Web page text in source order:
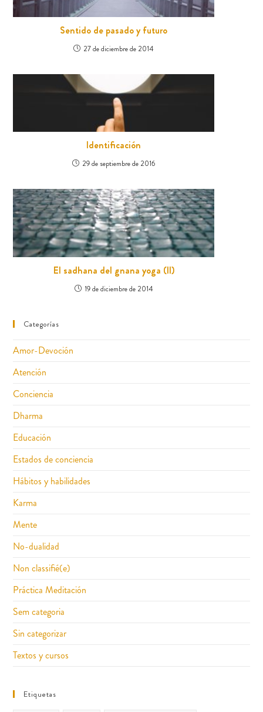
Sentido de pasado y futuro
27 de diciembre de 2014
Identificación
29 de septiembre de 2016
El sadhana del gnana yoga (II)
19 de diciembre de 2014
Categorías
Amor-Devoción
Atención
Conciencia
Dharma
Educación
Estados de conciencia
Hábitos y habilidades
Karma
Mente
No-dualidad
Non classifié(e)
Práctica Meditación
Sem categoria
Sin categorizar
Textos y cursos
Etiquetas